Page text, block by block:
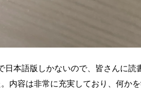
本語版しかないので、皆さんに
内容は非常に充実しており、何か